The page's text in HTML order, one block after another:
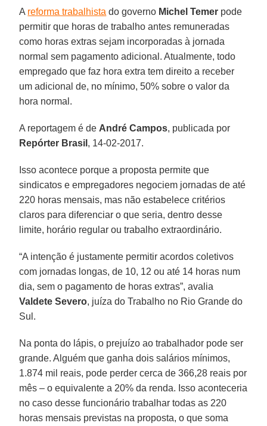
A reforma trabalhista do governo Michel Temer pode
permitir que horas de trabalho antes remuneradas
como horas extras sejam incorporadas à jornada
normal sem pagamento adicional. Atualmente, todo
empregado que faz hora extra tem direito a receber
um adicional de, no mínimo, 50% sobre o valor da
hora normal.
A reportagem é de André Campos, publicada por
Repórter Brasil , 14-02-2017.
Isso acontece porque a proposta permite que
sindicatos e empregadores negociem jornadas de até
220 horas mensais, mas não estabelece critérios
claros para diferenciar o que seria, dentro desse
limite, horário regular ou trabalho extraordinário.
“A intenção é justamente permitir acordos coletivos
com jornadas longas, de 10, 12 ou até 14 horas num
dia, sem o pagamento de horas extras”, avalia
Valdete Severo, juíza do Trabalho no Rio Grande do
Sul.
Na ponta do lápis, o prejuízo ao trabalhador pode ser
grande. Alguém que ganha dois salários mínimos,
1.874 mil reais, pode perder cerca de 366,28 reais por
mês – o equivalente a 20% da renda. Isso aconteceria
no caso desse funcionário trabalhar todas as 220
horas mensais previstas na proposta, o que soma